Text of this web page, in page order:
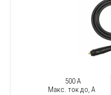
500 А
Макс. ток до, А